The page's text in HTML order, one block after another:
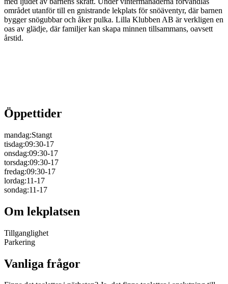
området utanför till en gnistrande lekplats för snöäventyr, där barnen
bygger snögubbar och åker pulka. Lilla Klubben AB är verkligen en
oas av glädje, där familjer kan skapa minnen tillsammans, oavsett
årstid.
Öppettider
mandag:Stangt
tisdag:09:30-17
onsdag:09:30-17
torsdag:09:30-17
fredag:09:30-17
lordag:11-17
sondag:11-17
Om lekplatsen
Tillganglighet
Parkering
Vanliga frågor